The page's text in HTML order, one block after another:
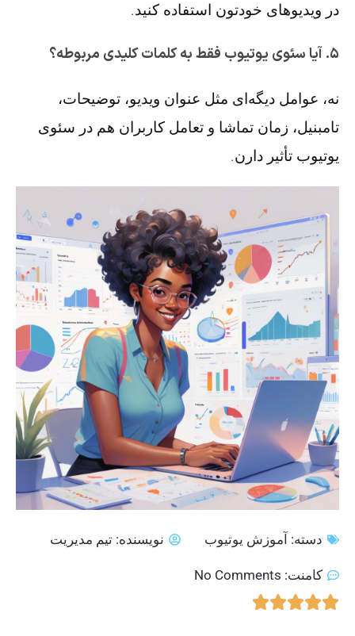
در ویدیوهای خودتون استفاده کنید.
۵. آیا سئوی یوتیوب فقط به کلمات کلیدی مربوطه؟
نه، عوامل دیگه‌ای مثل عنوان ویدیو، توضیحات،
تامبنیل، زمان تماشا و تعامل کاربران هم در سئوی
یوتیوب تأثیر دارن.
دسته: آموزش یوتیوب نویسنده: تیم مدیریت
کامنت: